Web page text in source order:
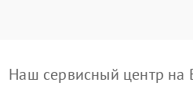
Наш сервисный центр на